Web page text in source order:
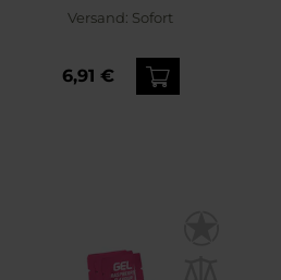
Tropisch
Versand: Sofort
6,91 €